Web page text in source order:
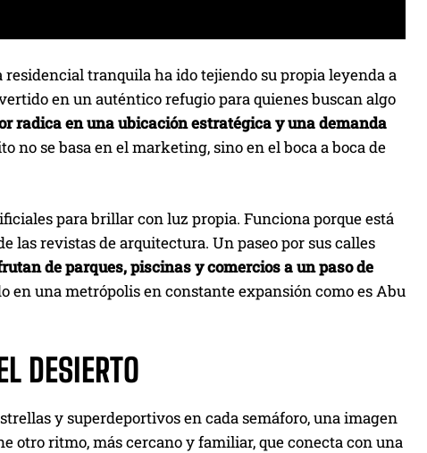
residencial tranquila ha ido tejiendo su propia leyenda a
en un auténtico refugio para quienes buscan algo
radica en una ubicación estratégica y una demanda
no se basa en el marketing, sino en el boca a boca de
para brillar con luz propia. Funciona porque está
las revistas de arquitectura. Un paseo por sus calles
de parques, piscinas y comercios a un paso de
en una metrópolis en constante expansión como es Abu
DESIERTO
y superdeportivos en cada semáforo, una imagen
otro ritmo, más cercano y familiar, que conecta con una